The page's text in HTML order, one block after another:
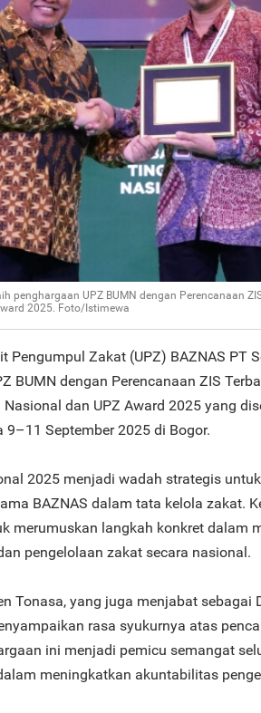
penghargaan UPZ BUMN dengan Perencanaan
2025. Foto/Istimewa
Pengumpul Zakat (UPZ) BAZNAS PT
BUMN dengan Perencanaan ZIS
Nasional dan UPZ Award 2025 yang
9–11 September 2025 di Bogor.
2025 menjadi wadah strategis
BAZNAS dalam tata kelola zakat.
merumuskan langkah konkret dalam
pengelolaan zakat secara nasional.
Tonasa, yang juga menjabat sebagai
rasa syukurnya atas
ini menjadi pemicu semangat
meningkatkan akuntabilitas